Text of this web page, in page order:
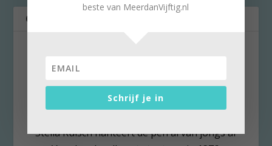
OVER DE AUTEUR
Stella Ruisch
Stella Ruisch hanteert de pen al van jongs af
beste van MeerdanVijftig.nl
Schrijf je in